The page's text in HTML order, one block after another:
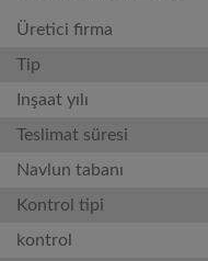
Üretici firma
Tip
Inşaat yılı
Teslimat süresi
Navlun tabanı
Kontrol tipi
kontrol